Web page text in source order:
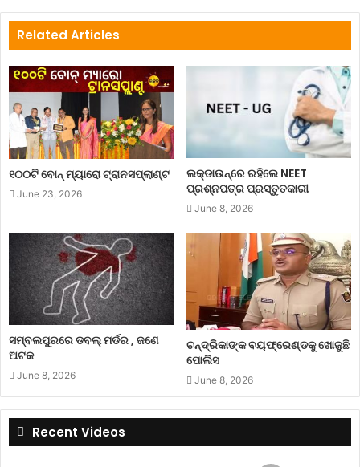
Related Articles
୧୦୦ଟି ବୋନ୍ ମ୍ୟାରୋ ଟ୍ରାନସପ୍ଲାଣ୍ଟ
June 23, 2026
ଲକ୍‌ଡାଉନ୍‌ରେ ରହିଲେ NEET
ପ୍ରଶ୍ନପତ୍ର ପ୍ରସ୍ତୁତକାରୀ
June 8, 2026
ସମ୍ବଲପୁରରେ ଡବଲ୍ ମର୍ଡର , ଜଣେ
ଅଟକ
June 8, 2026
ଚନ୍ଦ୍ରିକାଙ୍କ ବୟଫ୍ରେଣ୍ଡକୁ ଖୋଜୁଛି
ପୋଲିସ
June 8, 2026
Recent Videos